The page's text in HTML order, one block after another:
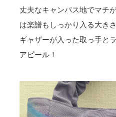
丈夫なキャンパス地でマチ
は楽譜もしっかり入る大き
ギャザーが入った取っ手と
アピール！